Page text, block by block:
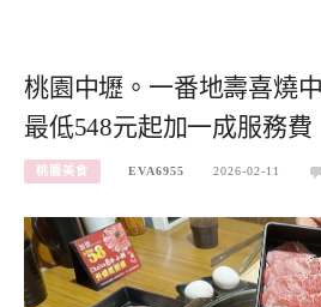
桃園中壢。一番地壽喜燒
最低548元起加一成服務費
桃園美食 EVA6955 2026-02-11